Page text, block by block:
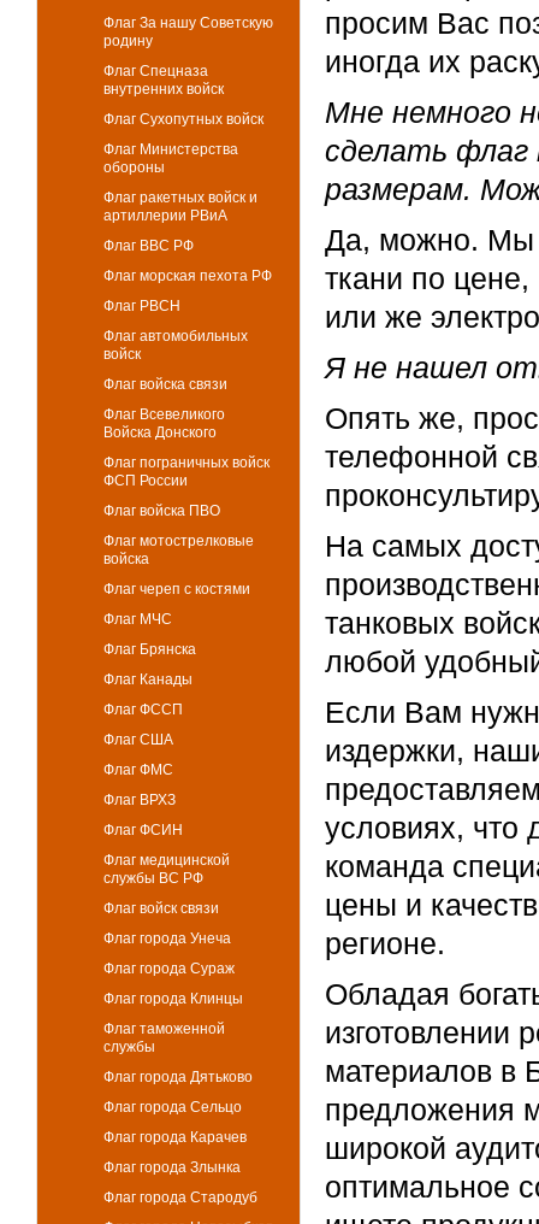
Флаг За нашу Советскую
родину
Флаг Спецназа
внутренних войск
Флаг Сухопутных войск
Флаг Министерства
обороны
Флаг ракетных войск и
артиллерии РВиА
Флаг ВВС РФ
Флаг морская пехота РФ
Флаг РВСН
Флаг автомобильных
войск
Флаг войска связи
Флаг Всевеликого
Войска Донского
Флаг пограничных войск
ФСП России
Флаг войска ПВО
Флаг мотострелковые
войска
Флаг череп с костями
Флаг МЧС
Флаг Брянска
Флаг Канады
Флаг ФССП
Флаг США
Флаг ФМС
Флаг ВРХЗ
Флаг ФСИН
Флаг медицинской
службы ВС РФ
Флаг войск связи
Флаг города Унеча
Флаг города Сураж
Флаг города Клинцы
Флаг таможенной
службы
Флаг города Дятьково
Флаг города Сельцо
Флаг города Карачев
Флаг города Злынка
Флаг города Стародуб
просим Вас
иногда их
Мне немного
сделать флаг
размерам.
Да, можно. Мы
ткани по
или же
Я не нашел
Опять же,
телефонной
На самых
танковых
любой
Если Вам
издержки,
условиях, что
команда
цены и
регионе.
Обладая
материалов в
предложения
широкой
оптимальное